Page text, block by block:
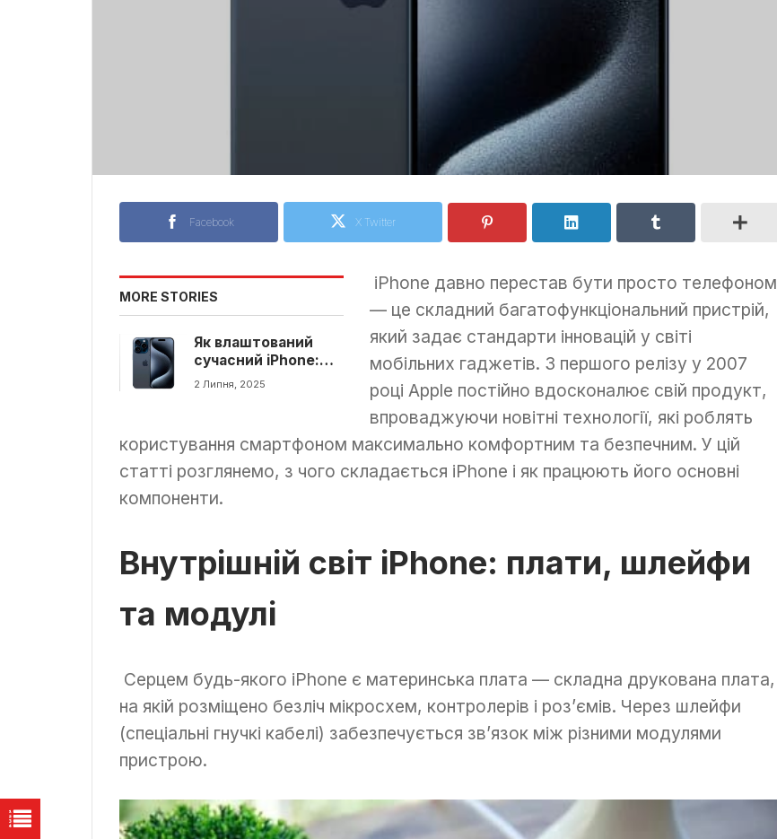
Facebook X Twitter
MORE STORIES
Як влаштований
сучасний iPhone:
секрети
2 Липня, 2025
iPhone давно перестав бути просто телефоном
— це складний багатофункціональний пристрій,
який задає стандарти інновацій у світі
мобільних гаджетів. З першого релізу у 2007
році Apple постійно вдосконалює свій продукт,
впроваджуючи новітні технології, які роблять
користування смартфоном максимально комфортним та безпечним. У цій
статті розглянемо, з чого складається iPhone і як працюють його основні
компоненти.
Внутрішній світ iPhone: плати, шлейфи
та модулі
Серцем будь-якого iPhone є материнська плата — складна друкована плата,
на якій розміщено безліч мікросхем, контролерів і роз’ємів. Через шлейфи
(спеціальні гнучкі кабелі) забезпечується зв’язок між різними модулями
пристрою.